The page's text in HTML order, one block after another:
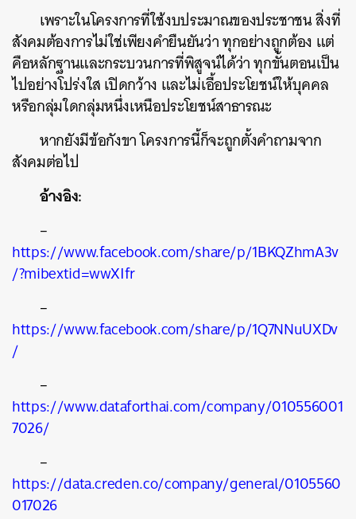
เพราะในโครงการที่ใช้งบประมาณของประชาชน สิ่งที่
สังคมต้องการไม่ใช่เพียงคำยืนยันว่า ทุกอย่างถูกต้อง แต่
คือหลักฐานและกระบวนการที่พิสูจน์ได้ว่า ทุกขั้นตอนเป็น
ไปอย่างโปร่งใส เปิดกว้าง และไม่เอื้อประโยชน์ให้บุคคล
หรือกลุ่มใดกลุ่มหนึ่งเหนือประโยชน์สาธารณะ
หากยังมีข้อกังขา โครงการนี้ก็จะถูกตั้งคำถามจาก
สังคมต่อไป
อ้างอิง:
–
https://www.facebook.com/share/p/1BKQZhmA3v
/?mibextid=wwXIfr
–
https://www.facebook.com/share/p/1Q7NNuUXDv
/
–
https://www.dataforthai.com/company/010556001
7026/
–
https://data.creden.co/company/general/0105560
017026